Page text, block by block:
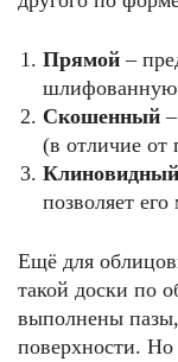
Прямой –
шлифованную
Скошенный
(в отличие от
Клиновидный
позволяет
Ещё для
такой доски по
выполнены
поверхности. Но